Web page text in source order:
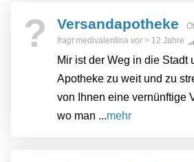
? Versandapotheke
fragt medivalentina vor> 12 Jahre
Mir ist der Weg in die Stadt
Apotheke zu weit und zu
von Ihnen eine vernünftige
wo man ...mehr